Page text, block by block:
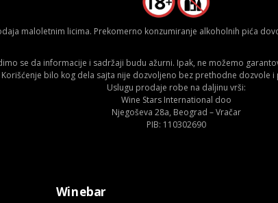
maloletnim licima. Prekomerno konzumiranje alkoholnih pića
se da informacije i sadržaji budu ažurni. Ipak, ne možemo
Korišćenje bilo kog dela sajta nije dozvoljeno bez prethodne dozvole i
Uslugu prodaje robe na daljinu vrši:
Wine Stars International doo
Njegoševa 28a, Beograd – Vračar
PIB: 110302690
Winebar